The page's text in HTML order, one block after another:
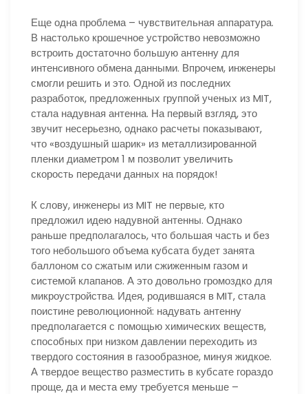
Еще одна проблема – чувствительная аппаратура.
В настолько крошечное устройство невозможно
встроить достаточно большую антенну для
интенсивного обмена данными. Впрочем, инженеры
смогли решить и это. Одной из последних
разработок, предложенных группой ученых из MIT,
стала надувная антенна. На первый взгляд, это
звучит несерьезно, однако расчеты показывают,
что «воздушный шарик» из металлизированной
пленки диаметром 1 м позволит увеличить
скорость передачи данных на порядок!
К слову, инженеры из MIT не первые, кто
предложил идею надувной антенны. Однако
раньше предполагалось, что большая часть и без
того небольшого объема кубсата будет занята
баллоном со сжатым или сжиженным газом и
системой клапанов. А это довольно громоздко для
микроустройства. Идея, родившаяся в MIT, стала
поистине революционной: надувать антенну
предполагается с помощью химических веществ,
способных при низком давлении переходить из
твердого состояния в газообразное, минуя жидкое.
А твердое вещество разместить в кубсате гораздо
проще, да и места ему требуется меньше –